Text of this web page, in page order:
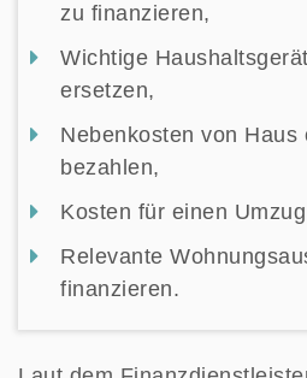
zu finanzieren,
Wichtige
ersetzen,
Nebenkosten von Haus
bezahlen,
Kosten für einen
Relevante
finanzieren.